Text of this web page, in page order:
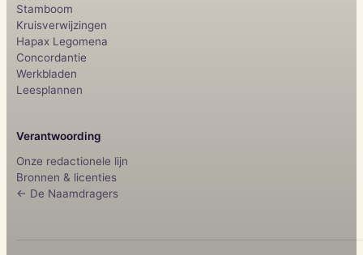
Stamboom
Kruisverwijzingen
Hapax Legomena
Concordantie
Werkbladen
Leesplannen
Verantwoording
Onze redactionele lijn
Bronnen & licenties
← De Naamdragers